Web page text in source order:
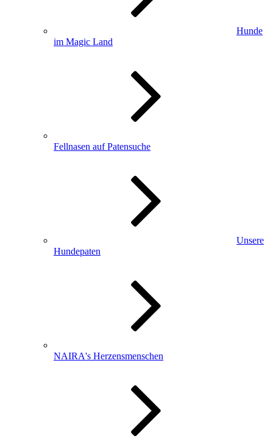
Hunde
im Magic Land
Fellnasen auf Patensuche
Unsere
Hundepaten
NAIRA's Herzensmenschen